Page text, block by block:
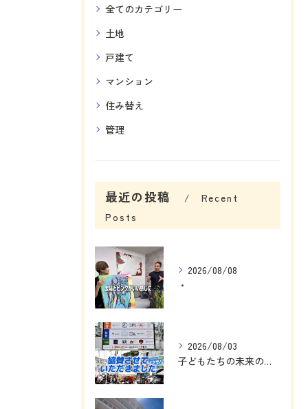
全てのカテゴリー
土地
戸建て
マンション
住み替え
管理
最近の投稿
Recent
Posts
2026/08/08
・
2026/08/03
子どもたちの未来のために、私にできることを考えました☺️